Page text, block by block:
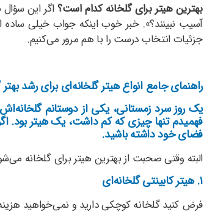
بهترین هیتر برای گلخانه کدام است؟اگر این سؤال
آسیب نبینند؟». خبر خوب اینکه جواب خیلی ساده
جزئیات انتخاب درست را با هم مرور می‌کنیم.
راهنمای جامع انواع هیتر گلخانه‌ای برای رشد
یک روز سرد زمستانی، یکی از دوستانم
فهمیدم تنها چیزی که کم داشت، یک هیتر بود.
فضای خود داشته باشید.
البته وقتی صحبت از بهترین هیتر برای گلخانه
۱. هیتر کابینتی گلخانه‌ای
فرض کنید گلخانه کوچکی دارید و نمی‌خواهید